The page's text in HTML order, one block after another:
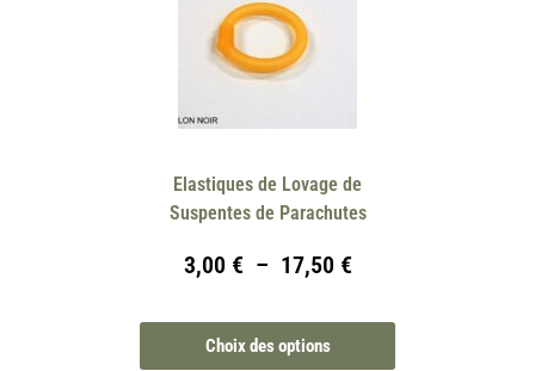
Elastiques de Lovage de
Suspentes de Parachutes
3,00 € – 17,50 €
Choix des options